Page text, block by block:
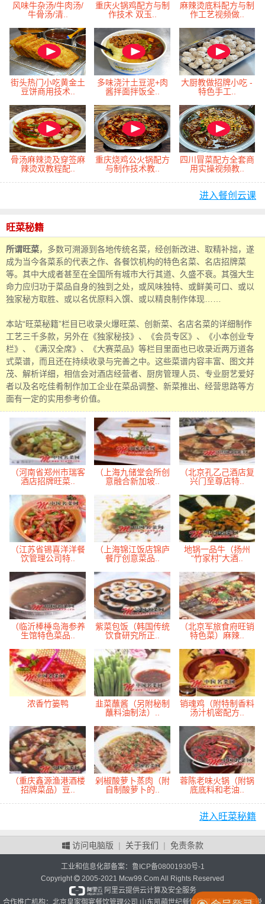
风味牛杂汤/牛肉汤/
牛骨汤/清..
重庆火锅鸡配方与制
作技术 双玉..
麻辣烫底料配方与制
作工艺视频做..
街头热门小吃黄金土
豆饼商用技术..
多味浇汁土豆泥+肉
酱拌面拌饭全..
大厨教做招牌小吃 -
特色手工..
骨汤麻辣烫及穿签麻
辣烫双教程配..
重庆烧鸡公火锅配方
与制作技术教..
四川冒菜配方全套商
用实操视频教..
进入餐创云课
旺菜秘籍
所谓旺菜，多数可溯源到各地传统名菜，经创新改进、取精补拙，遂
成为当今各菜系的代表之作、各餐饮机构的特色名菜、名店招牌菜
等。其中大成者甚至在全国所有城市大行其道、久盛不衰。其强大生
命力应归功于菜品自身的独到之处，或风味独特、或鲜美可口、或以
独家秘方取胜、或以名优原料入馔、或以精良制作体现……
本站“旺菜秘籍”栏目已收录火爆旺菜、创新菜、名店名菜的详细制作
工艺三千多款，另外在《独家秘技》、《会员专区》、《小本创业专
栏》、《满汉全席》、《大赛菜品》等栏目里面也已收录近两万道各
式菜谱，而且还在持续收录与完善之中。这些菜谱内容丰富、图文并
茂、解析详细，相信会对酒店经营者、厨房管理人员、专业厨艺爱好
者以及名吃佳肴制作加工企业在菜品调整、新菜推出、经营思路等方
面有一定的实用参考价值。
（河南省郑州市瑞客
酒店招牌旺菜..
（上海九储堂会所创
意融合新加坡..
（北京孔乙己酒店复
兴门至尊店特..
（江苏省锡喜洋洋餐
饮管理公司特..
（上海锦江饭店锦庐
餐厅创意菜品..
地锅一品牛（扬州
“竹家村”大酒..
（临沂棒棰岛海参养
生馆特色菜品..
紫菜包饭（韩国传统
饮食研究所正..
（北京军旅食府旺销
特色菜）麻辣..
浓香竹篓鸭
韭菜蘸酱（另附秘制
蘸料油制法）..
销魂鸡（附特制香料
汤汁机密配方..
（重庆鑫源渔港酒楼
招牌菜品）豆..
剁椒酸萝卜蒸肉（附
自制酸萝卜的..
蓉陈老味火锅（附锅
底底料和老油..
进入旺菜秘籍
访问电脑版 | 关于我们 | 免责条款
工业和信息化部备案： 鲁ICP备08001930号-1
Copyright
2005-2021 Mcw99.Com All Rights Reserved
阿里云提供云计算及安全服务
合作推广机构：北京皇家御宴餐饮管理公司 山东凯萌世纪餐饮管理发展中心 重庆锐